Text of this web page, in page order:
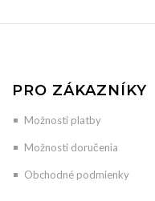
PRO ZÁKAZNÍKY
Možnosti platby
Možnosti doručenia
Obchodné podmienky